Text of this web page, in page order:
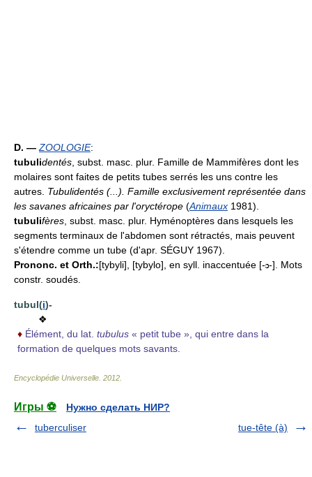
D. — ZOOLOGIE:
tubulidentés , subst. masc. plur. Famille de Mammifères dont les
molaires sont faites de petits tubes serrés les uns contre les
autres. Tubulidentés (...). Famille exclusivement représentée dans
les savanes africaines par l'oryctérope (Animaux 1981).
tubulifères , subst. masc. plur. Hyménoptères dans lesquels les
segments terminaux de l'abdomen sont rétractés, mais peuvent
s'étendre comme un tube (d'apr. SÉGUY 1967).
Prononc. et Orth.:[tybyli], [tybylo], en syll. inaccentuée [- -]. Mots
constr. soudés.
tubul(i)-
❖
♦ Élément, du lat. tubulus « petit tube », qui entre dans la
formation de quelques mots savants.
Encyclopédie Universelle 2012
Игры ⚽
Нужно сделать НИР?
tuberculiser
tue-tête (à)